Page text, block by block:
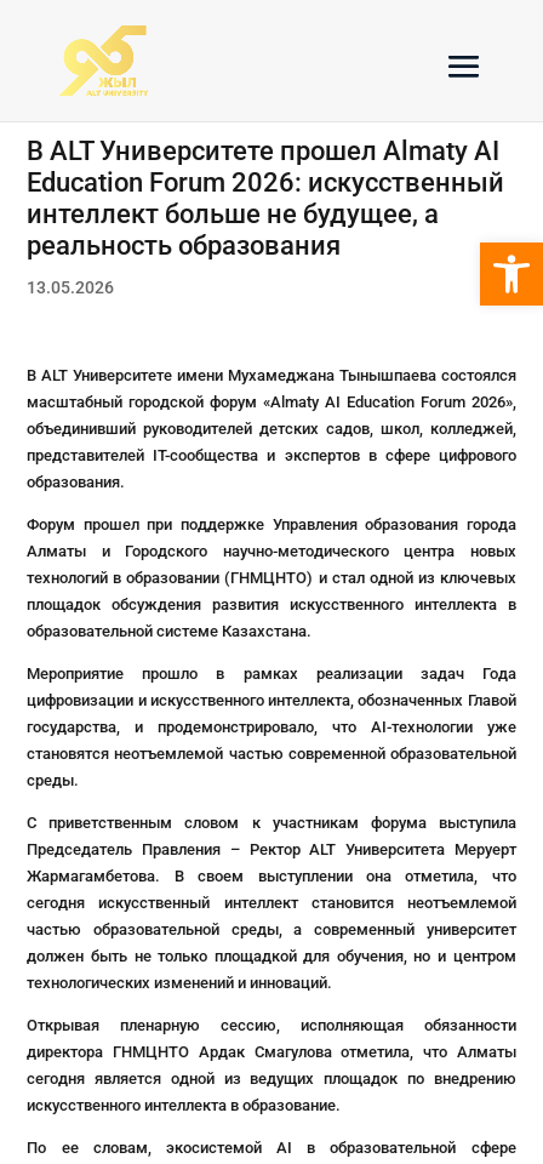
В ALT Университете прошел Almaty AI
Education Forum 2026: искусственный
интеллект больше не будущее, а
реальность образования
13.05.2026
В ALT Университете имени Мухамеджана Тынышпаева состоялся
масштабный городской форум «Almaty AI Education Forum 2026»,
объединивший руководителей детских садов, школ, колледжей,
представителей IT-сообщества и экспертов в сфере цифрового
образования.
Форум прошел при поддержке Управления образования города
Алматы и Городского научно-методического центра новых
технологий в образовании (ГНМЦНТО) и стал одной из ключевых
площадок обсуждения развития искусственного интеллекта в
образовательной системе Казахстана.
Мероприятие прошло в рамках реализации задач Года
цифровизации и искусственного интеллекта, обозначенных Главой
государства, и продемонстрировало, что AI-технологии уже
становятся неотъемлемой частью современной образовательной
среды.
С приветственным словом к участникам форума выступила
Председатель Правления – Ректор ALT Университета Меруерт
Жармагамбетова. В своем выступлении она отметила, что
сегодня искусственный интеллект становится неотъемлемой
частью образовательной среды, а современный университет
должен быть не только площадкой для обучения, но и центром
технологических изменений и инноваций.
Открывая пленарную сессию, исполняющая обязанности
директора ГНМЦНТО Ардак Смагулова отметила, что Алматы
сегодня является одной из ведущих площадок по внедрению
искусственного интеллекта в образование.
По ее словам, экосистемой AI в образовательной сфере